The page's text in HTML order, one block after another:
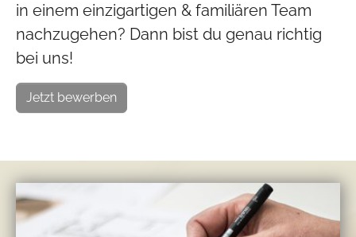
in einem einzigartigen & familiären Team
nachzugehen? Dann bist du genau richtig
bei uns!
Jetzt bewerben